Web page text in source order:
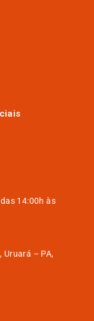
14:00h às
Uruará – PA,